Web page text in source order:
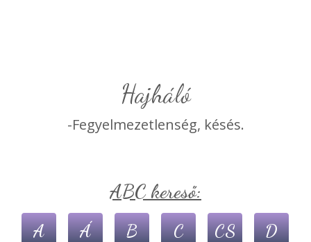
hajháló
-Fegyelmezetlenség, késés.
ABC kereső:
A Á B C CS D